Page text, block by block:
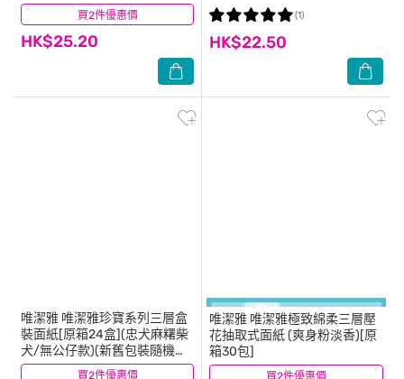
買2件優惠價
HK$25.20
(4)
HK$22.50
(1)
買2件優惠價
唯潔雅 唯潔雅珍寶系列三層盒
裝面紙[原箱24盒](忠犬麻糬柴
犬/無公仔款)(新舊包裝隨機發
送)
(13) 買2件優惠價
唯潔雅 唯潔雅極致綿柔三層壓
花抽取式面紙 (爽身粉淡香)[原
箱30包]
(4)